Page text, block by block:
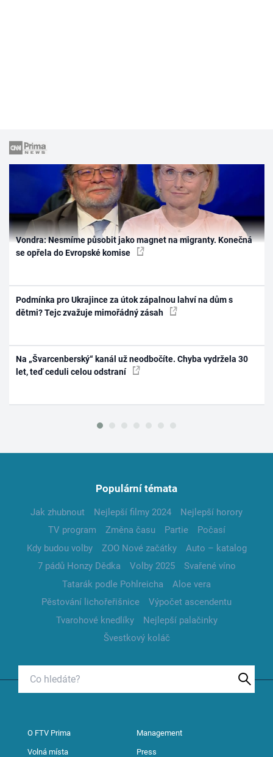
Vondra: Nesmíme působit jako magnet na migranty. Konečná
se opřela do Evropské komise
Podmínka pro Ukrajince za útok zápalnou lahví na dům s
dětmi? Tejc zvažuje mimořádný zásah
Na „Švarcenberský“ kanál už neodbočíte. Chyba vydržela 30
let, teď ceduli celou odstraní
Populární témata
Jak zhubnout Nejlepší filmy 2024
Nejlepší horory
TV program
Změna času Partie
Počasí
Kdy budou volby
ZOO Nové začátky
Auto – katalog
7 pádů Honzy Dědka
Volby 2025
Svařené víno
Tatarák podle Pohlreicha
Aloe vera
Pěstování lichořeřišnice
Výpočet ascendentu
Tvarohové knedlíky
Nejlepší palačinky
Švestkový koláč
O FTV Prima Management
Volná místa Press